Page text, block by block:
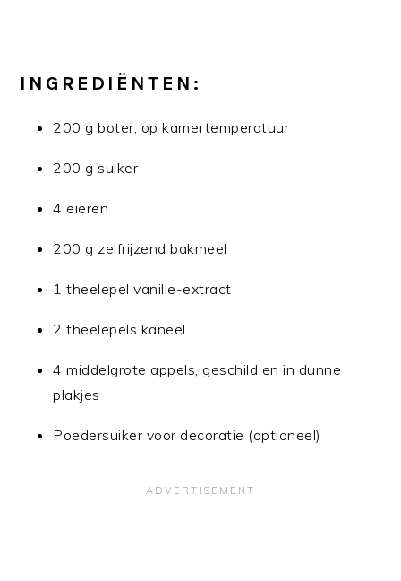
INGREDIËNTEN:
200 g boter, op kamertemperatuur
200 g suiker
4 eieren
200 g zelfrijzend bakmeel
1 theelepel vanille-extract
2 theelepels kaneel
4 middelgrote appels, geschild en in dunne
plakjes
Poedersuiker voor decoratie (optioneel)